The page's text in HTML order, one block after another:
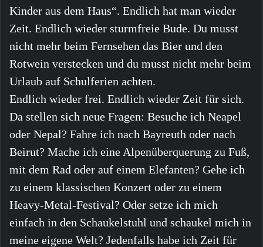
Kinder aus dem Haus“. Endlich hat man wieder
Zeit. Endlich wieder sturmfreie Bude. Du musst
nicht mehr beim Fernsehen das Bier und den
Rotwein verstecken und du musst nicht mehr beim
Urlaub auf Schulferien achten.
Endlich wieder frei. Endlich wieder Zeit für sich.
Da stellen sich neue Fragen: Besuche ich Neapel
oder Nepal? Fahre ich nach Bayreuth oder nach
Beirut? Mache ich eine Alpenüberquerung zu Fuß,
mit dem Rad oder auf einem Elefanten? Gehe ich
zu einem klassischen Konzert oder zu einem
Heavy-Metal-Festival? Oder setze ich mich
einfach in den Schaukelstuhl und schaukel mich in
meine eigene Welt? Jedenfalls habe ich Zeit für